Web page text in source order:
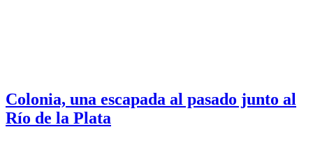
Colonia, una escapada al pasado junto al
Río de la Plata